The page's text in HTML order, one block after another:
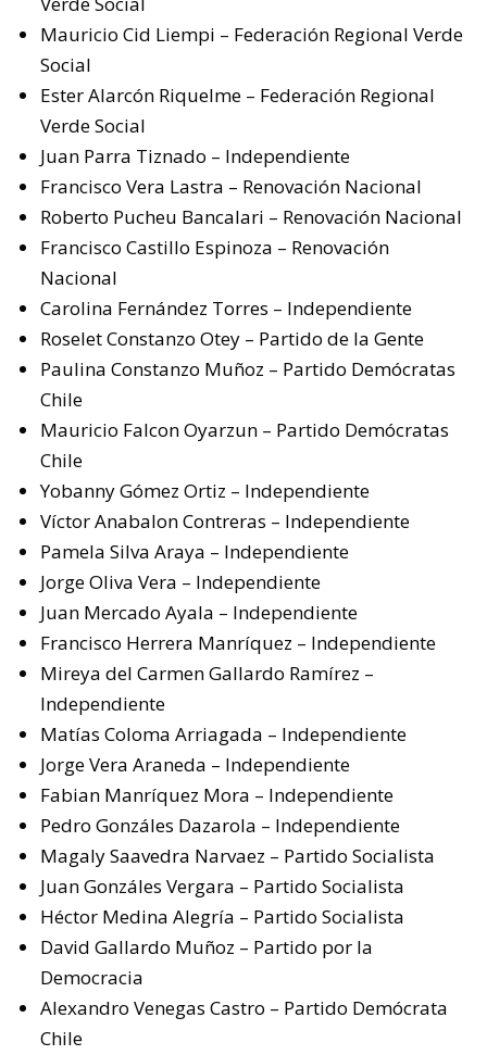
Mauricio Cid Liempi – Federación Regional Verde
Social
Ester Alarcón Riquelme – Federación Regional
Verde Social
Juan Parra Tiznado – Independiente
Francisco Vera Lastra – Renovación Nacional
Roberto Pucheu Bancalari – Renovación Nacional
Francisco Castillo Espinoza – Renovación
Nacional
Carolina Fernández Torres – Independiente
Roselet Constanzo Otey – Partido de la Gente
Paulina Constanzo Muñoz – Partido Demócratas
Chile
Mauricio Falcon Oyarzun – Partido Demócratas
Chile
Yobanny Gómez Ortiz – Independiente
Víctor Anabalon Contreras – Independiente
Pamela Silva Araya – Independiente
Jorge Oliva Vera – Independiente
Juan Mercado Ayala – Independiente
Francisco Herrera Manríquez – Independiente
Mireya del Carmen Gallardo Ramírez –
Independiente
Matías Coloma Arriagada – Independiente
Jorge Vera Araneda – Independiente
Fabian Manríquez Mora – Independiente
Pedro Gonzáles Dazarola – Independiente
Magaly Saavedra Narvaez – Partido Socialista
Juan Gonzáles Vergara – Partido Socialista
Héctor Medina Alegría – Partido Socialista
David Gallardo Muñoz – Partido por la
Democracia
Alexandro Venegas Castro – Partido Demócrata
Chile